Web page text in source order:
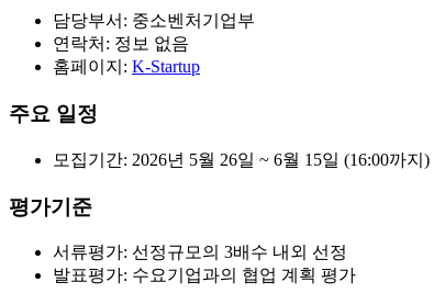
담당부서: 중소벤처기업부
연락처: 정보 없음
홈페이지: K-Startup
주요 일정
모집기간: 2026년 5월 26일 ~ 6월 15일 (16:00까지)
평가기준
서류평가: 선정규모의 3배수 내외 선정
발표평가: 수요기업과의 협업 계획 평가